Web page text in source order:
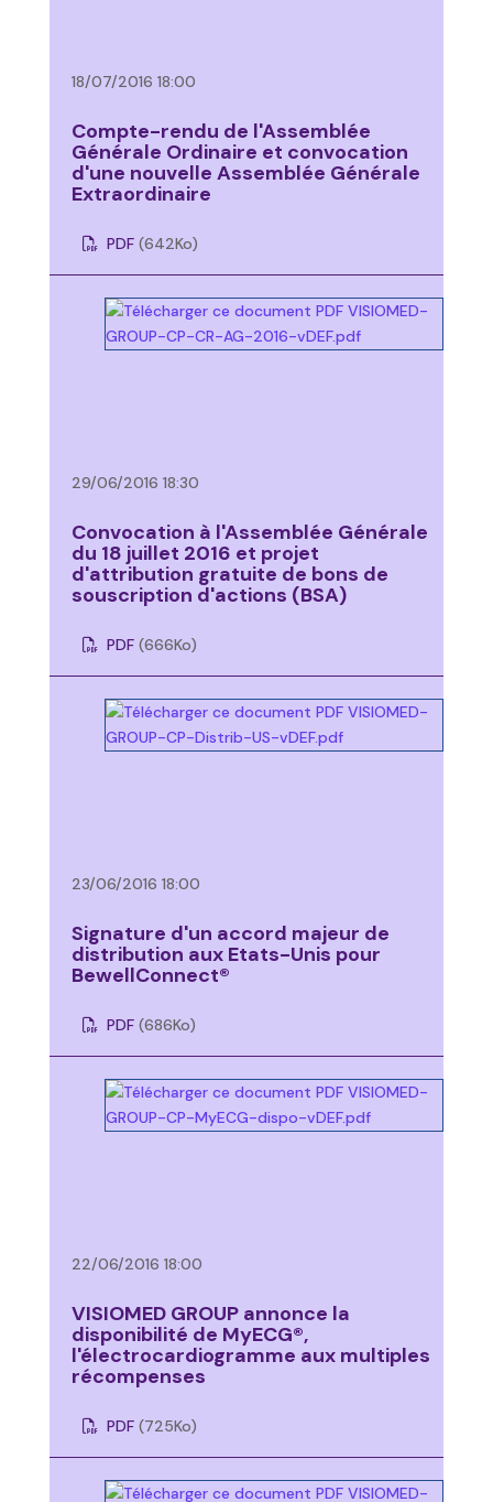
18/07/2016 18:00
Compte-rendu de l'Assemblée
Générale Ordinaire et convocation
d'une nouvelle Assemblée Générale
Extraordinaire
PDF (642Ko)
29/06/2016 18:30
Convocation à l'Assemblée Générale
du 18 juillet 2016 et projet
d'attribution gratuite de bons de
souscription d'actions (BSA)
PDF (666Ko)
23/06/2016 18:00
Signature d'un accord majeur de
distribution aux Etats-Unis pour
BewellConnect®
PDF (686Ko)
22/06/2016 18:00
VISIOMED GROUP annonce la
disponibilité de MyECG®,
l'électrocardiogramme aux multiples
récompenses
PDF (725Ko)